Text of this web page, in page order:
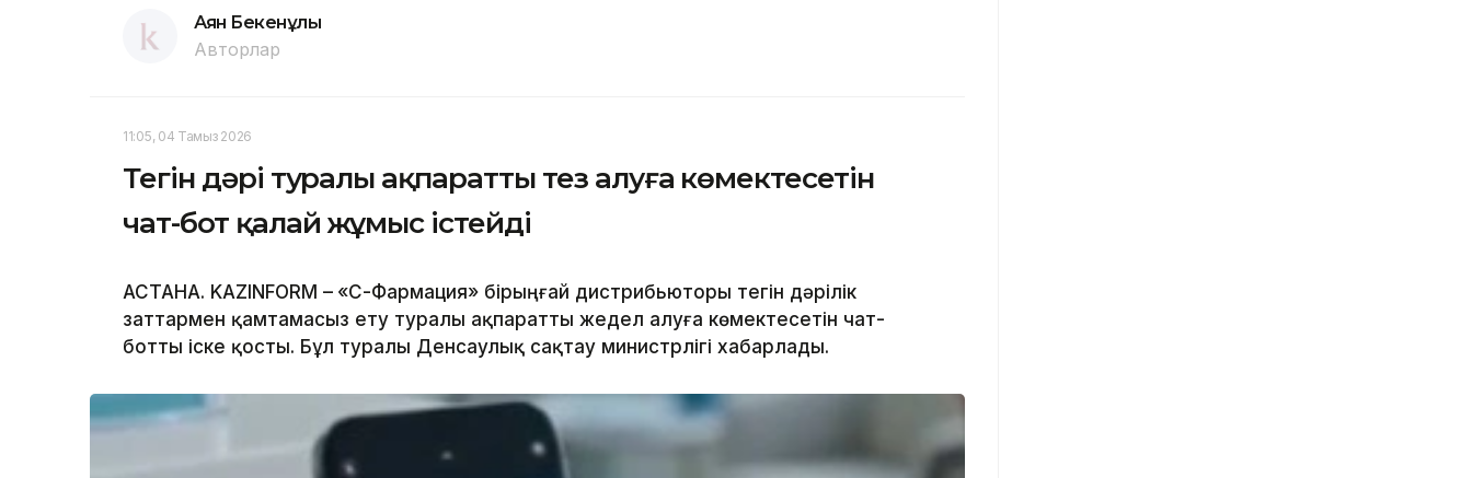
Аян Бекенұлы
Авторлар
11:05, 04 Тамыз 2026
Тегін дәрі туралы ақпаратты тез алуға көмектесетін
чат-бот қалай жұмыс істейді
АСТАНА. KAZINFORM – «СҚ-Фармация» бірыңғай дистрибьюторы тегін дәрілік
заттармен қамтамасыз ету туралы ақпаратты жедел алуға көмектесетін чат-
ботты іске қосты. Бұл туралы Денсаулық сақтау министрлігі хабарлады.